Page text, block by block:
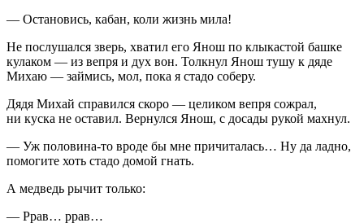
— Остановись, кабан, коли жизнь мила!
Не послушался зверь, хватил его Янош по клыкастой башке
кулаком — из вепря и дух вон. Толкнул Янош тушу к дяде
Михаю — займись, мол, пока я стадо соберу.
Дядя Михай справился скоро — целиком вепря сожрал,
ни куска не оставил. Вернулся Янош, с досады рукой махнул.
— Уж половина-то вроде бы мне причиталась… Ну да ладно,
помогите хоть стадо домой гнать.
А медведь рычит только:
— Ррав… ррав…